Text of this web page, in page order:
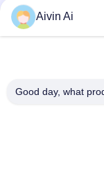
Nano de
Balmolen van de
Verticale en
Aivin Ai
Good day, what